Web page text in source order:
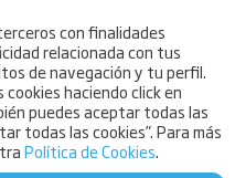
con finalidades
relacionada con tus
de navegación y tu perfil.
haciendo click en
puedes aceptar todas las
todas las cookies”. Para más
Política de Cookies.